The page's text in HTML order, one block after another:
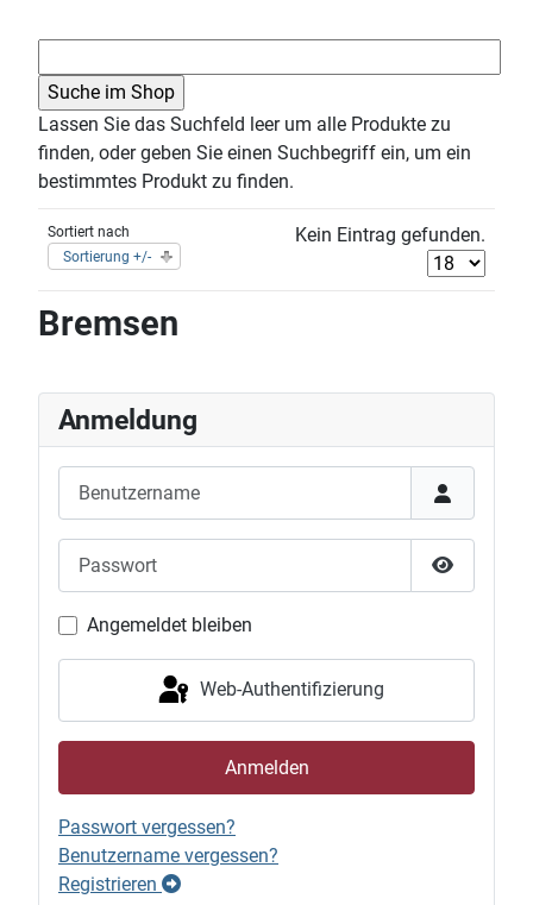
Lassen Sie das Suchfeld leer um alle Produkte zu
finden, oder geben Sie einen Suchbegriff ein, um ein
bestimmtes Produkt zu finden.
Sortiert nach
Sortierung +/-
Kein Eintrag gefunden.
Bremsen
Anmeldung
Passwort
Angemeldet bleiben
Web-Authentifizierung
Anmelden
Passwort vergessen?
Benutzername vergessen?
Registrieren